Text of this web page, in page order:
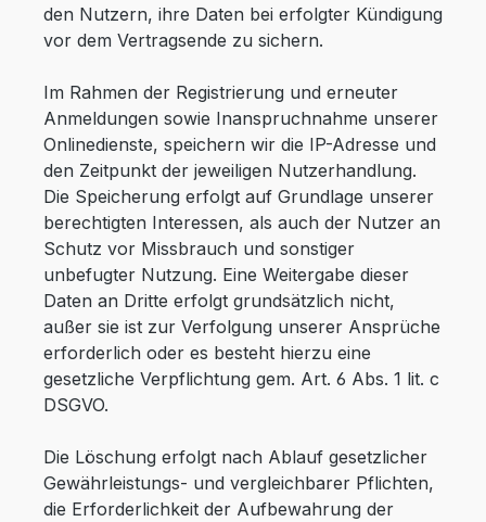
den Nutzern, ihre Daten bei erfolgter Kündigung
vor dem Vertragsende zu sichern.
Im Rahmen der Registrierung und erneuter
Anmeldungen sowie Inanspruchnahme unserer
Onlinedienste, speichern wir die IP-Adresse und
den Zeitpunkt der jeweiligen Nutzerhandlung.
Die Speicherung erfolgt auf Grundlage unserer
berechtigten Interessen, als auch der Nutzer an
Schutz vor Missbrauch und sonstiger
unbefugter Nutzung. Eine Weitergabe dieser
Daten an Dritte erfolgt grundsätzlich nicht,
außer sie ist zur Verfolgung unserer Ansprüche
erforderlich oder es besteht hierzu eine
gesetzliche Verpflichtung gem. Art. 6 Abs. 1 lit. c
DSGVO.
Die Löschung erfolgt nach Ablauf gesetzlicher
Gewährleistungs- und vergleichbarer Pflichten,
die Erforderlichkeit der Aufbewahrung der